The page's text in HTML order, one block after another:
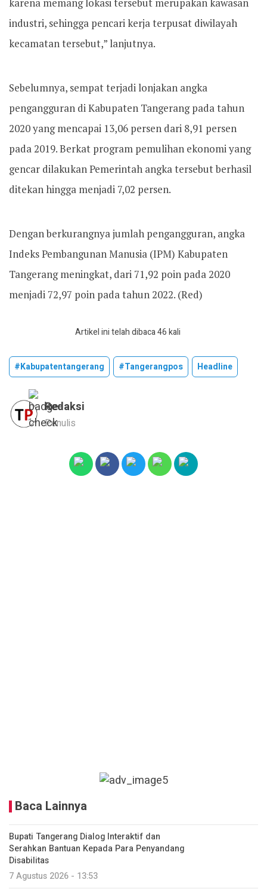
industri, sehingga pencari kerja terpusat diwilayah
kecamatan tersebut,” lanjutnya.
Sebelumnya, sempat terjadi lonjakan angka
pengangguran di Kabupaten Tangerang pada tahun
2020 yang mencapai 13,06 persen dari 8,91 persen
pada 2019. Berkat program pemulihan ekonomi yang
gencar dilakukan Pemerintah angka tersebut berhasil
ditekan hingga menjadi 7,02 persen.
Dengan berkurangnya jumlah pengangguran, angka
Indeks Pembangunan Manusia (IPM) Kabupaten
Tangerang meningkat, dari 71,92 poin pada 2020
menjadi 72,97 poin pada tahun 2022. (Red)
Artikel ini telah dibaca 46 kali
#kabupatentangerang #tangerangpos Headline
Redaksi
Penulis
Baca Lainnya
Bupati Tangerang Dialog Interaktif dan
Serahkan Bantuan Kepada Para Penyandang
Disabilitas
7 Agustus 2026 - 13:53